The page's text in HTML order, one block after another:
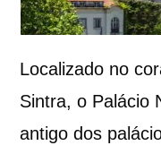
Localizado no
Sintra, o Palácio
antigo dos